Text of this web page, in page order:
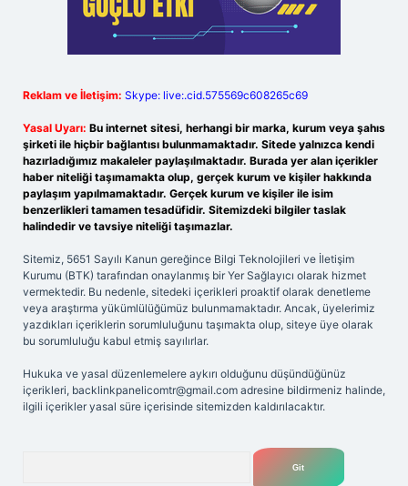
Reklam ve İletişim: Skype: live:.cid.575569c608265c69
Yasal Uyarı: Bu internet sitesi, herhangi bir marka, kurum veya şahıs
şirketi ile hiçbir bağlantısı bulunmamaktadır. Sitede yalnızca kendi
hazırladığımız makaleler paylaşılmaktadır. Burada yer alan içerikler
haber niteliği taşımamakta olup, gerçek kurum ve kişiler hakkında
paylaşım yapılmamaktadır. Gerçek kurum ve kişiler ile isim
benzerlikleri tamamen tesadüfidir. Sitemizdeki bilgiler taslak
halindedir ve tavsiye niteliği taşımazlar.
Sitemiz, 5651 Sayılı Kanun gereğince Bilgi Teknolojileri ve İletişim
Kurumu (BTK) tarafından onaylanmış bir Yer Sağlayıcı olarak hizmet
vermektedir. Bu nedenle, sitedeki içerikleri proaktif olarak denetleme
veya araştırma yükümlülüğümüz bulunmamaktadır. Ancak, üyelerimiz
yazdıkları içeriklerin sorumluluğunu taşımakta olup, siteye üye olarak
bu sorumluluğu kabul etmiş sayılırlar.
Hukuka ve yasal düzenlemelere aykırı olduğunu düşündüğünüz
içerikleri, backlinkpanelicomtr@gmail.com adresine bildirmeniz halinde,
ilgili içerikler yasal süre içerisinde sitemizden kaldırılacaktır.